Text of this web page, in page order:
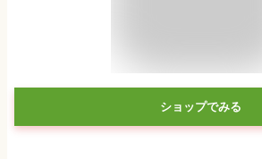
ショップでみる